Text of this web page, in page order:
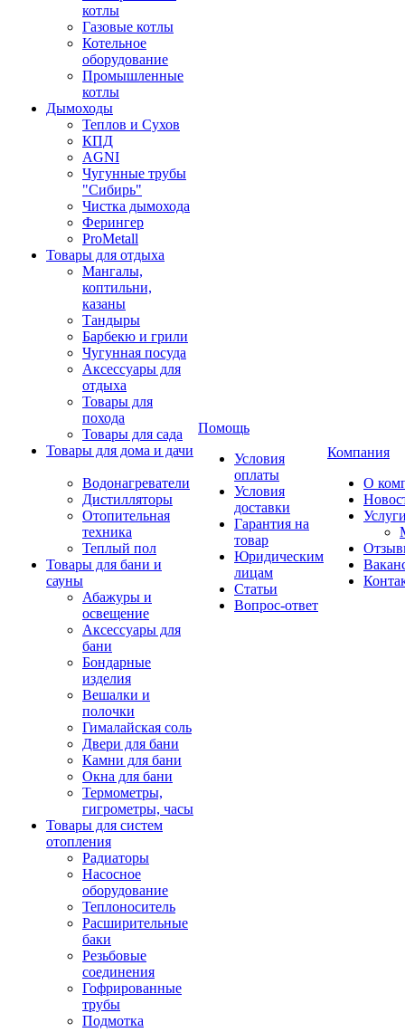
котлы
Газовые котлы
Котельное
оборудование
Промышленные
котлы
Дымоходы
Теплов и Сухов
КПД
AGNI
Чугунные трубы
"Сибирь"
Чистка дымохода
Ферингер
ProMetall
Товары для отдыха
Мангалы,
коптильни,
казаны
Тандыры
Барбекю и грили
Чугунная посуда
Аксессуары для
отдыха
Товары для
похода
Товары для сада
Товары для дома и дачи
Водонагреватели
Дистилляторы
Отопительная
техника
Теплый пол
Товары для бани и
сауны
Абажуры и
освещение
Аксессуары для
бани
Бондарные
изделия
Вешалки и
полочки
Гималайская соль
Двери для бани
Камни для бани
Окна для бани
Термометры,
гигрометры, часы
Товары для систем
отопления
Радиаторы
Насосное
оборудование
Теплоноситель
Расширительные
баки
Резьбовые
соединения
Гофрированные
трубы
Подмотка
Помощь
Условия
оплаты
Условия
доставки
Гарантия на
товар
Юридическим
лицам
Статьи
Вопрос-ответ
Компания
О